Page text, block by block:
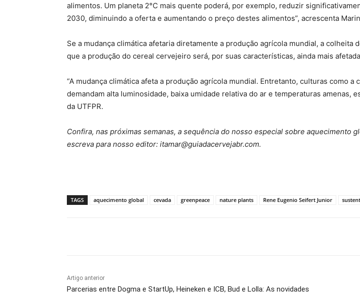
alimentos. Um planeta 2°C mais quente poderá, por exemplo, reduzir
2030, diminuindo a oferta e aumentando o preço destes alimentos”, acrescenta
Se a mudança climática afetaria diretamente a produção agrícola mundial, a
que a produção do cereal cervejeiro será, por suas características, ainda mais
“A mudança climática afeta a produção agrícola mundial. Entretanto, culturas como
demandam alta luminosidade, baixa umidade relativa do ar e temperaturas amenas,
da UTFPR.
Confira, nas próximas semanas, a sequência do nosso especial sobre aquecimento
escreva para nosso editor: itamar@guiadacervejabr.com.
TAGS aquecimento global cevada greenpeace nature plants Rene Eugenio Seifert Junior
Artigo anterior
Parcerias entre Dogma e StartUp, Heineken e ICB, Bud e Lolla: As novidades